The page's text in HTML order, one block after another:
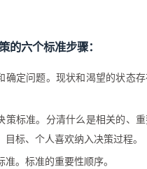
的六个标准步骤：
确定问题。现状和渴望的状态
策标准。分清什么是相关的、重
目标、个人喜欢纳入决策过程。
准。标准的重要性顺序。